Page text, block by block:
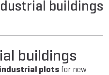
buildings
buildings
plotsfor new